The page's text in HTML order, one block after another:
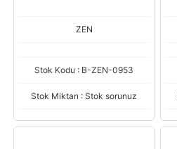
ZEN
Stok Kodu : B-ZEN-0953
Stok Miktarı : Stok sorunuz